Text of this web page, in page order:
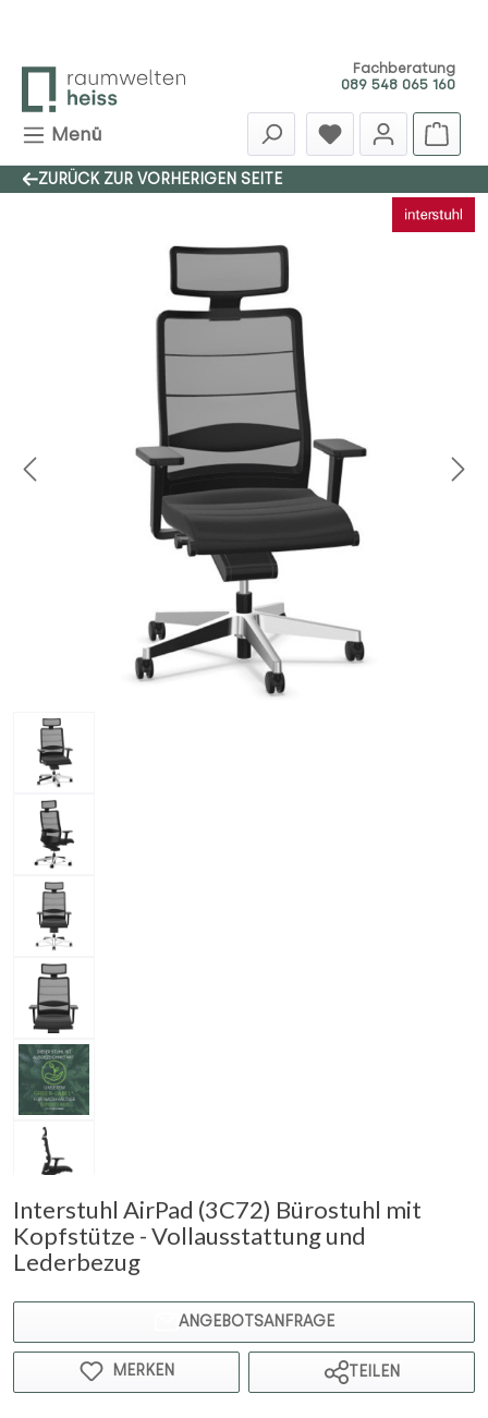
Fachberatung
089 548 065 160
Menü
ZURÜCK ZUR VORHERIGEN SEITE
Interstuhl AirPad (3C72) Bürostuhl mit
Kopfstütze - Vollausstattung und
Lederbezug
Bildergalerie überspringen
ANGEBOTSANFRAGE
MERKEN TEILEN